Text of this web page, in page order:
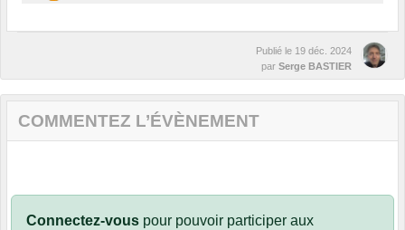
Publié le 19 déc. 2024
par Serge BASTIER
COMMENTEZ L’ÉVÈNEMENT
Connectez-vous pour pouvoir participer aux